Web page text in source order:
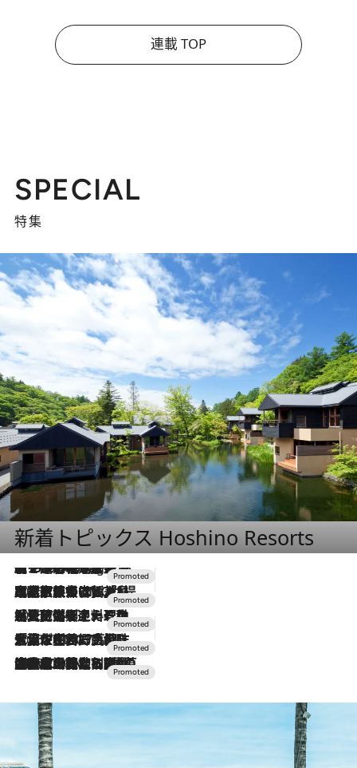
連載 TOP
SPECIAL
特集
新着トピックス Hoshino Resorts
11 Hours Ago
【トンボの足水浴】ヒノキの香りに包まれて涼感マックス！約13℃の湧水かけ流しを避暑地「星野温泉 トンボの湯」で体験
2026.7.31
【ホテル帰省】という選択肢をOMOが提案。家族とほどよい距離を保つには「昼は実家、夜は気兼ねなくホテルで！」
2026.7.24
【夏限定ディナーコース】旬を迎える稚鮎や花ズッキーニなどをイタリア・トスカーナの郷土料理の手法で満喫！
2026.7.17
「土佐和ハーブかき氷」がOMO7高知に登場！生姜、山椒、大葉など目にも舌にも涼を呼ぶ郷土の味
2026.7.10
NEW OPEN！【界 草津】名湯の地に誕生。趣の異なる2種の温泉と上州ならではの会席・蕎麦割烹など美食を味わう究極の癒やし旅